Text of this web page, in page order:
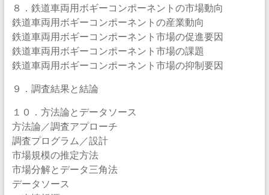
８．鉄道車両用ボギーコンポーネントの市場動向
鉄道車両用ボギーコンポーネントの産業動向
鉄道車両用ボギーコンポーネント市場の促進要因
鉄道車両用ボギーコンポーネント市場の課題
鉄道車両用ボギーコンポーネント市場の抑制要因
９．調査結果と結論
１０．方法論とデータソース
方法論／調査アプローチ
調査プログラム／設計
市場規模の推定方法
市場分解とデータ三角法
データソース